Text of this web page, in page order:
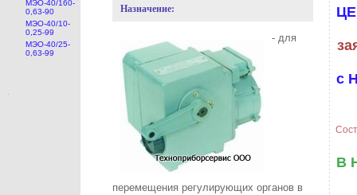
МЭО-40/160-
0,63-90
МЭО-40/10-
0,25-99
МЭО-40/25-
0,63-99
Назначение:
- для
перемещения регулирующих органов в
с
В